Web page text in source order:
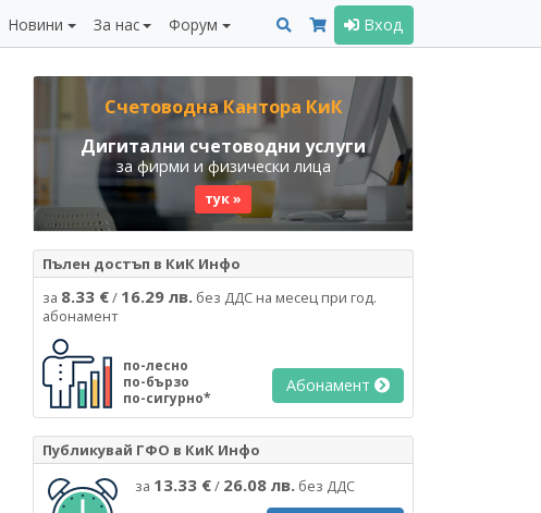
Новини За нас Форум Вход
Счетоводна Кантора КиК
Дигитални счетоводни услуги
за фирми и физически лица
тук »
Пълен достъп в КиК Инфо
за 8.33 €/ 16.29 лв. без ДДС на месец при год.
абонамент
по-лесно
по-бързо
по-сигурно*
Абонамент
Публикувай ГФО в КиК Инфо
за 13.33 €/ 26.08 лв. без ДДС